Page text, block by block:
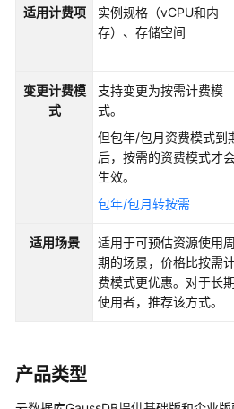
选
通
GaussDB
买
适用计费项
实例规格（vCPU和内
存）、存储空间
变更计费模
式
支持变更为按需计费模
式。
但包年/包月资费模式到
后，按需的资费模式才
生效。
包年/包月转按需
适用场景
适用于可预估资源使用周
期的场景，价格比按需
费模式更优惠。对于长期
使用者，推荐该方式。
产品类型